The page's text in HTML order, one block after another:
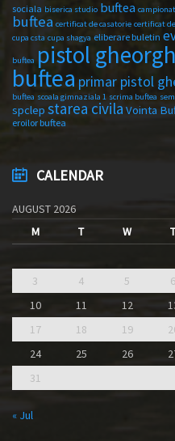
sociala biserica studio buftea
buftea certificat de casatorie certificat
cupa csta cupa shagya eliberare buletin
buftea pistol
buftea primar pistol
buftea scoala gimnaziala 1 scrima buftea
spclep starea civila Vointa
eroilor buftea
CALENDAR
AUGUST 2026
M
T W T
3
4 5 6
10
11 12
17
18 19
24
25 26
31
« Jul